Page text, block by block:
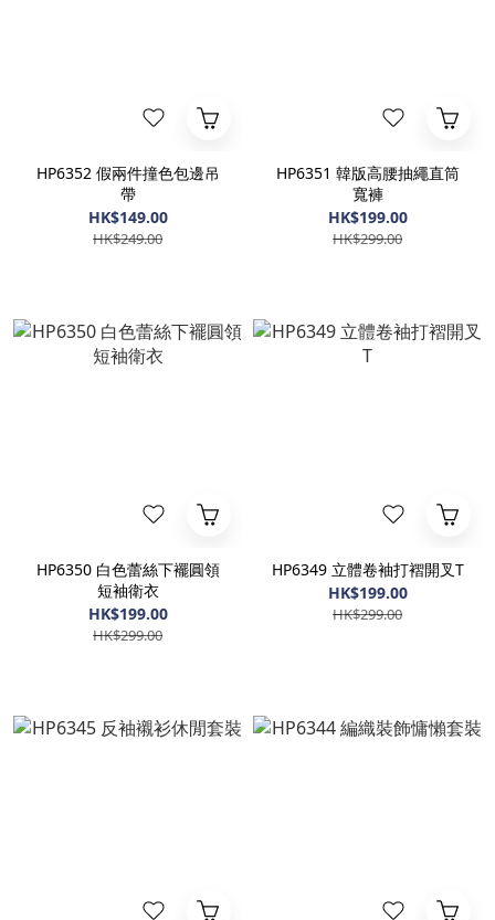
HP6352 假兩件撞色包邊吊
帶
HK$149.00
HK$249.00
HP6351 韓版高腰抽繩直筒
寬褲
HK$199.00
HK$299.00
HP6350 白色蕾絲下襬圓領
短袖衛衣
HK$199.00
HK$299.00
HP6349 立體卷袖打褶開叉T
HK$199.00
HK$299.00